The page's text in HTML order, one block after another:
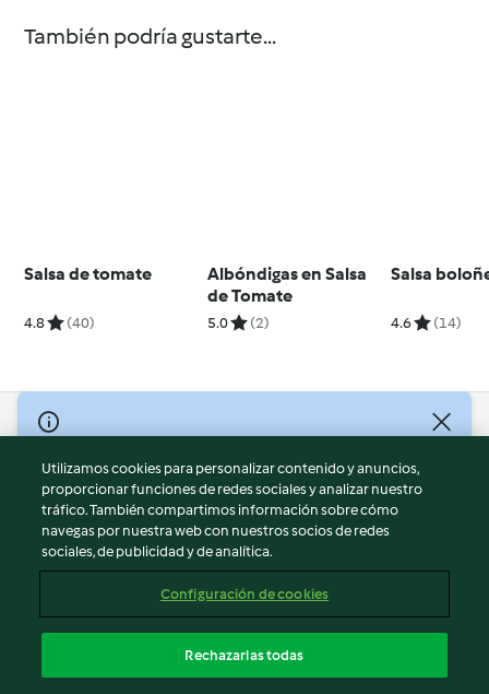
También podría gustarte...
Salsa de tomate
4.8 (40)
Albóndigas en Salsa
de Tomate
5.0 (2)
Salsa
4.6 (14)
© Copyright 2026
Términos de uso
Política de privacidad
Aviso legal
Información legal
Reportar contenido
Declaración de accesibilidad
Utilizamos cookies para personalizar contenido y anuncios,
proporcionar funciones de redes sociales y analizar nuestro
tráfico. También compartimos información sobre cómo
navegas por nuestra web con nuestros socios de redes
sociales, de publicidad y de analítica.
Configuración de cookies
Rechazarlas todas